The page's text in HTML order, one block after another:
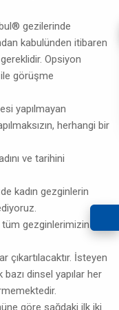
gezilerinde
kabulünden itibaren
Opsiyon
görüşme
yapılmayan
herhangi bir
ve tarihini
kadın gezginlerin
tüm gezginlerimizin
çıkartılacaktır. İsteyen
dinsel yapılar her
göre sağdaki ilk iki